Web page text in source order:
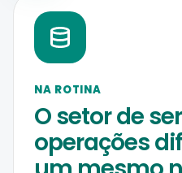
NA ROTINA
O setor de
operações